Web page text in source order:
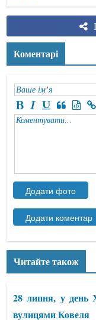
Коментарі
Читайте також
28 липня, у день
вулицями Ковеля